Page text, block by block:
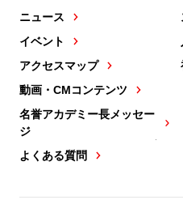
ニュース
イベント
アクセスマップ
動画・CMコンテンツ
名誉アカデミー長メッセー
ジ
よくある質問